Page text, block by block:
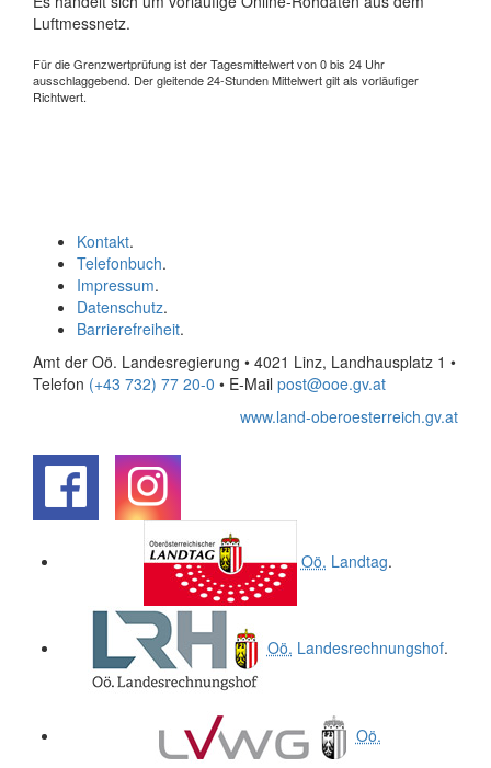
Luftmessnetz.
Für die Grenzwertprüfung ist der Tagesmittelwert von 0 bis 24 Uhr
ausschlaggebend. Der gleitende 24-Stunden Mittelwert gilt als vorläufiger
Richtwert.
Kontakt.
Telefonbuch.
Impressum.
Datenschutz.
Barrierefreiheit.
Amt der Oö. Landesregierung • 4021 Linz, Landhausplatz 1 •
Telefon (+43 732) 77 20-0 • E-Mail post@ooe.gv.at
www.land-oberoesterreich.gv.at
Oö. Landtag.
Oö. Landesrechnungshof.
Oö.